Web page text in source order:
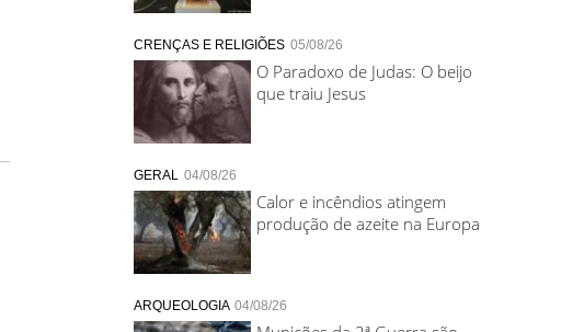
CRENÇAS E RELIGIÕES 05/08/26
O Paradoxo de Judas: O beijo
que traiu Jesus
GERAL 04/08/26
Calor e incêndios atingem
produção de azeite na Europa
ARQUEOLOGIA 04/08/26